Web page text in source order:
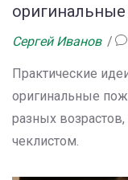
Сергей Иванов
Практические
оригинальные
разных
чеклистом.